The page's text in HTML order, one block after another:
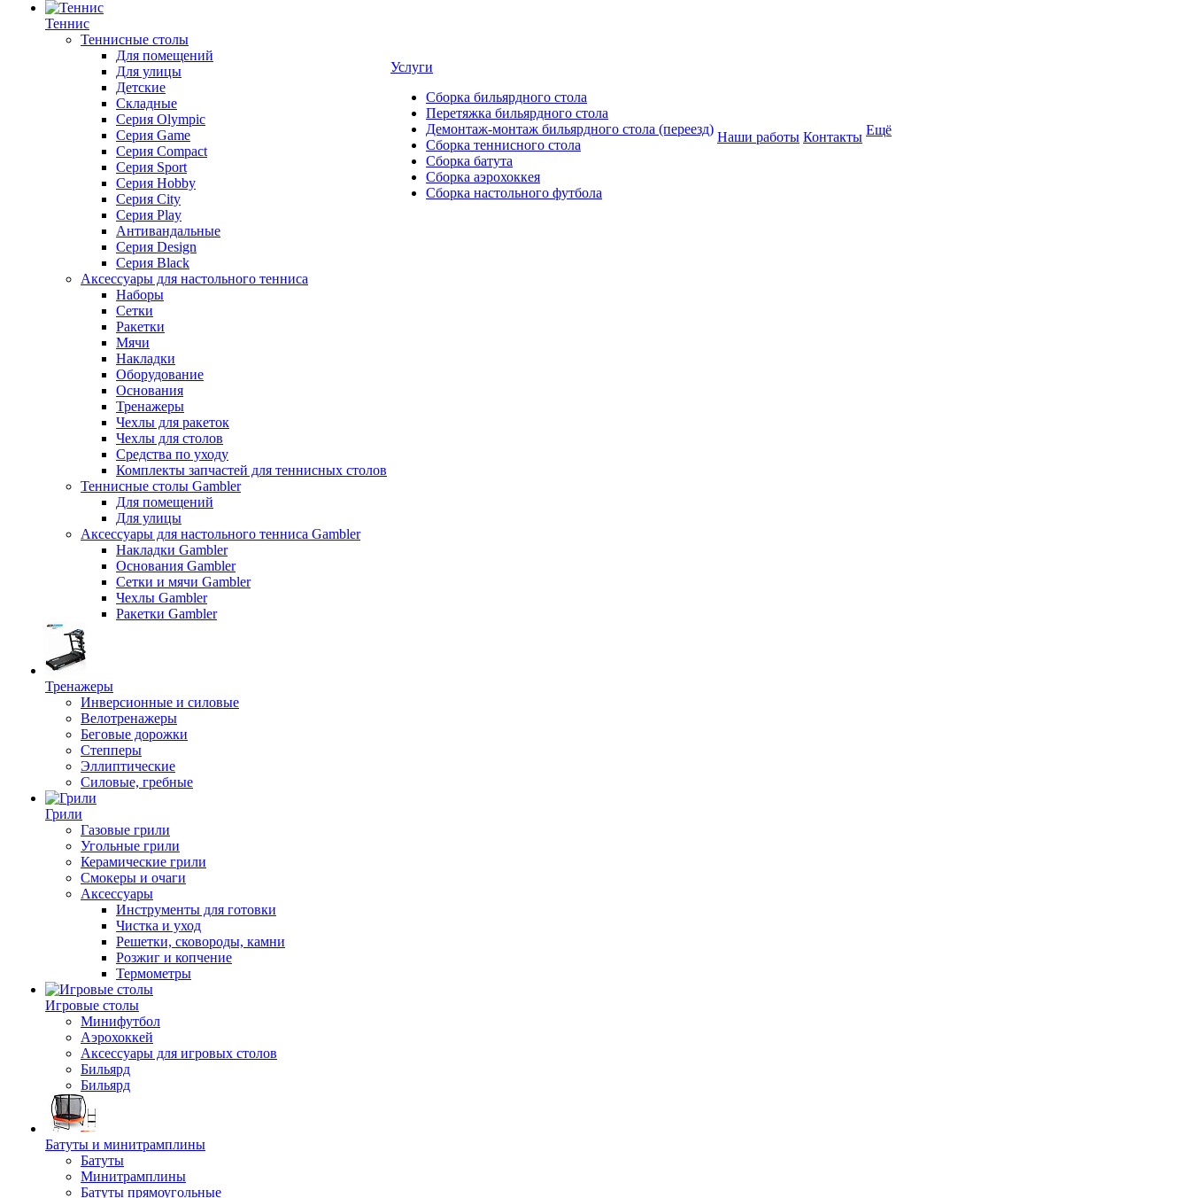
Теннис
Теннисные столы
Для помещений
Для улицы
Детские
Складные
Серия Olympic
Серия Game
Серия Compact
Серия Sport
Серия Hobby
Серия City
Серия Play
Антивандальные
Серия Design
Серия Black
Аксессуары для настольного тенниса
Наборы
Сетки
Ракетки
Мячи
Накладки
Оборудование
Основания
Тренажеры
Чехлы для ракеток
Чехлы для столов
Средства по уходу
Комплекты запчастей для теннисных столов
Теннисные столы Gambler
Для помещений
Для улицы
Аксессуары для настольного тенниса Gambler
Накладки Gambler
Основания Gambler
Сетки и мячи Gambler
Чехлы Gambler
Ракетки Gambler
Тренажеры
Инверсионные и силовые
Велотренажеры
Беговые дорожки
Степперы
Эллиптические
Силовые, гребные
Грили
Газовые грили
Угольные грили
Керамические грили
Смокеры и очаги
Аксессуары
Инструменты для готовки
Чистка и уход
Решетки, сковороды, камни
Розжиг и копчение
Термометры
Игровые столы
Минифутбол
Аэрохоккей
Аксессуары для игровых столов
Бильяpд
Бильяpд
Батуты и минитрамплины
Батуты
Минитрамплины
Батуты прямоугольные
Услуги
Сборка бильярдного стола
Перетяжка бильярдного стола
Демонтаж-монтаж бильярдного стола (переезд)
Сборка теннисного стола
Сборка батута
Сборка аэрохоккея
Сборка настольного футбола
Наши работы Контакты Ещё